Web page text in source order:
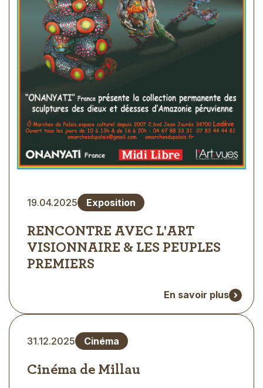
19.04.2025Type
d'évènement
Exposition
RENCONTRE AVEC L'ART
VISIONNAIRE & LES PEUPLES
PREMIERS
En savoir plus
31.12.2025Type
d'évènement
Cinéma
Cinéma de Millau